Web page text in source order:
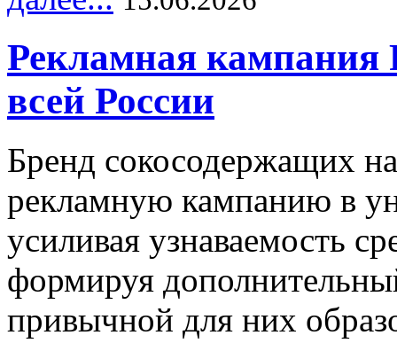
Рекламная
всей России
Бренд сокосодержащих
рекламную кампанию в
усиливая узнаваемость
формируя
привычной для них